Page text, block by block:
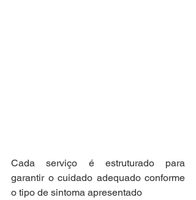
Cada serviço é estruturado para
garantir o cuidado adequado conforme
o tipo de sintoma apresentado